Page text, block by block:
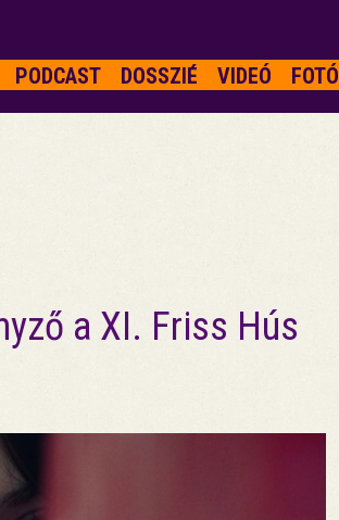
PODCAST DOSSZIÉ VIDEÓ FOTÓ
a XI. Friss Hús